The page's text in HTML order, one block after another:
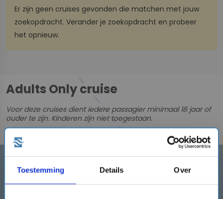
Toestemming Details Over
Er zijn geen cruises gevonden die matchen met jouw
zoekopdracht. Verander je zoekopdracht en probeer
het opnieuw.
Adults Only cruise
Voor deze cruises dient iedere passagier minimaal 18 jaar of
ouder te zijn. Kinderen zijn niet toegestaan.
Schrijf je in en ontvang direct
een €50,- kortingscode!